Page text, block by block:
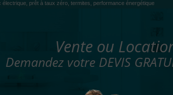
prêt à taux zéro, termites, performance énergétique
Vente ou
Demandez votre DEVIS